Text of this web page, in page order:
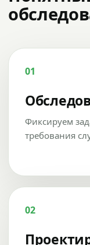
01
Фиксируем
требования
02